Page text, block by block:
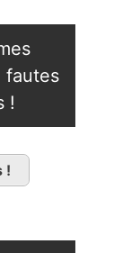
fautes
!
!